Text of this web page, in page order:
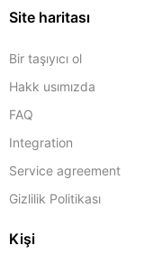
Site haritası
Bir taşıyıcı ol
Hakk usımızda
FAQ
Integration
Service agreement
Gizlilik Politikası
Kişi